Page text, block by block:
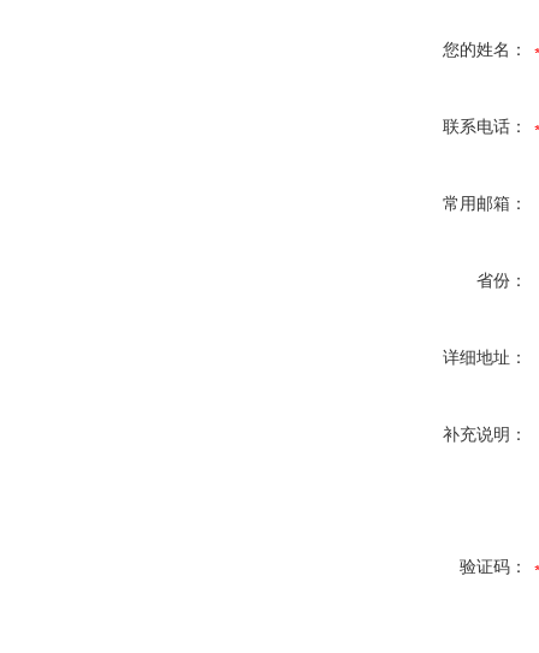
您的姓名：
联系电话：
常用邮箱：
省份：
详细地址：
补充说明：
验证码：